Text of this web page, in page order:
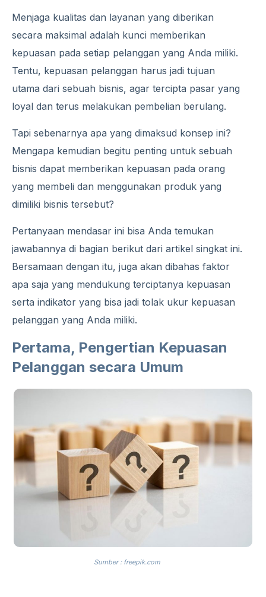
Menjaga kualitas dan layanan yang diberikan
secara maksimal adalah kunci memberikan
kepuasan pada setiap pelanggan yang Anda miliki.
Tentu, kepuasan pelanggan harus jadi tujuan
utama dari sebuah bisnis, agar tercipta pasar yang
loyal dan terus melakukan pembelian berulang.
Tapi sebenarnya apa yang dimaksud konsep ini?
Mengapa kemudian begitu penting untuk sebuah
bisnis dapat memberikan kepuasan pada orang
yang membeli dan menggunakan produk yang
dimiliki bisnis tersebut?
Pertanyaan mendasar ini bisa Anda temukan
jawabannya di bagian berikut dari artikel singkat ini.
Bersamaan dengan itu, juga akan dibahas faktor
apa saja yang mendukung terciptanya kepuasan
serta indikator yang bisa jadi tolak ukur kepuasan
pelanggan yang Anda miliki.
Pertama, Pengertian Kepuasan
Pelanggan secara Umum
Sumber : freepik.com